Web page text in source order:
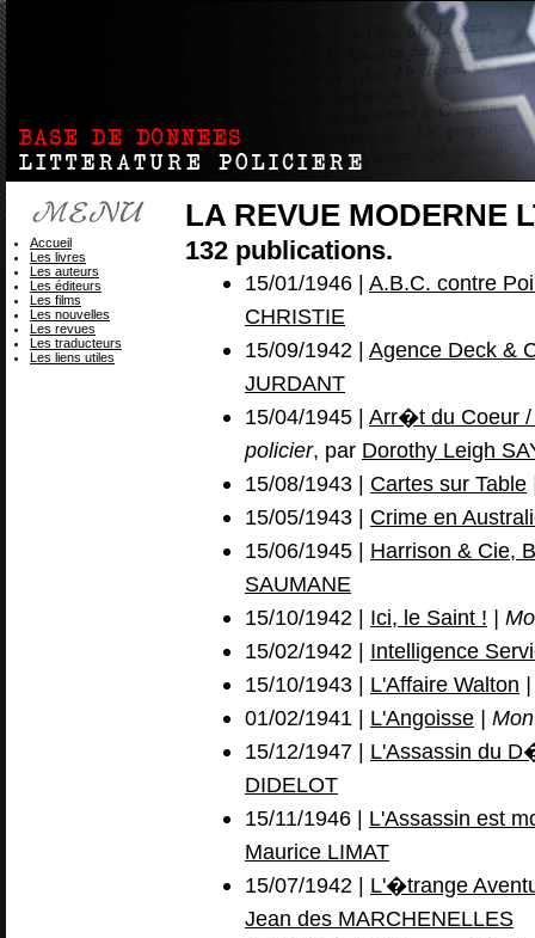
LA REVUE MODERNE
132 publications.
15/01/1946 | A.B.C. contre
CHRISTIE
15/09/1942 | Agence Deck &
JURDANT
15/04/1945 | Arr�t du Coeur
policier, par Dorothy Leigh
15/08/1943 | Cartes sur Table
15/05/1943 | Crime en
15/06/1945 | Harrison & Cie,
SAUMANE
15/10/1942 | Ici, le Saint ! |
15/02/1942 | Intelligence
15/10/1943 | L'Affaire Walton
01/02/1941 | L'Angoisse |
15/12/1947 | L'Assassin du
DIDELOT
15/11/1946 | L'Assassin est
Maurice LIMAT
15/07/1942 | L'�trange
Jean des MARCHENELLES
Accueil
Les livres
Les auteurs
Les éditeurs
Les films
Les nouvelles
Les revues
Les traducteurs
Les liens utiles